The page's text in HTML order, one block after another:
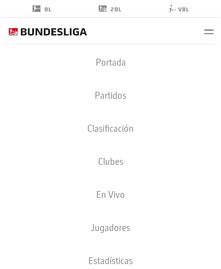
BL 2BL VBL
Portada
Partidos
Clasificación
Clubes
En Vivo
Jugadores
Estadísticas
01.01.2002
TAMAÑO